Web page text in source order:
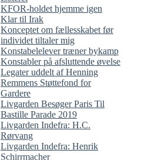
KFOR-holdet hjemme igen
Klar til Irak
Konceptet om fællesskabet før
individet tiltaler mig
Konstabelelever træner bykamp
Konstabler på afsluttende øvelse
Legater uddelt af Henning
Remmens Støttefond for
Gardere
Livgarden Besøger Paris Til
Bastille Parade 2019
Livgarden Indefra: H.C.
Rørvang
Livgarden Indefra: Henrik
Schirrmacher